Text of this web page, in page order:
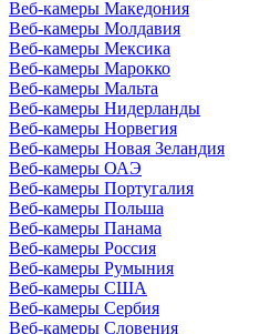
Веб-камеры Македония
Веб-камеры Молдавия
Веб-камеры Мексика
Веб-камеры Марокко
Веб-камеры Мальта
Веб-камеры Нидерланды
Веб-камеры Норвегия
Веб-камеры Новая Зеландия
Веб-камеры ОАЭ
Веб-камеры Португалия
Веб-камеры Польша
Веб-камеры Панама
Веб-камеры Россия
Веб-камеры Румыния
Веб-камеры США
Веб-камеры Сербия
Веб-камеры Словения